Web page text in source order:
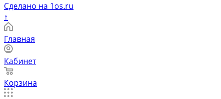
Сделано на 1os.ru
↑
Главная
Кабинет
Корзина